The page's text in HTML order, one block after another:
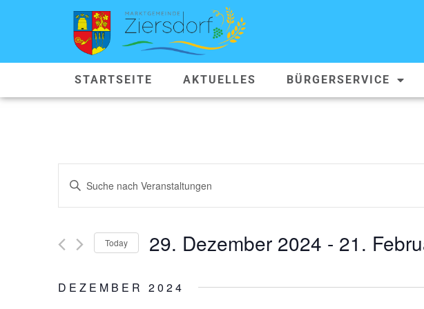
STARTSEITE AKTUELLES BÜRGERSERVICE
VERANSTALTUNGEN
SUCHE
UND
ANSICHTEN,
NAVIGATION
Geben
Sie
Schlüsselwort.
Veranstaltungen
Schlüsselwort.
Today 29. Dezember 2024 - 21.
DEZEMBER 2024